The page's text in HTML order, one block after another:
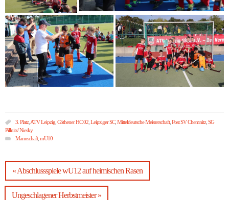
3. Platz, ATV Leipzig Cöthener HC 02 Leipziger SC, Mitteldeutsche Meisterschaft, Post SV Chemnitz, SG
Pillnitz/ Niesky
Mannschaft, mU10
« Abschlussspiele wU12 auf heimischen Rasen
Ungeschlagener Herbstmeister »